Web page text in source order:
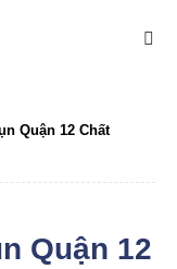
Quận 12 Chất
Quận 12